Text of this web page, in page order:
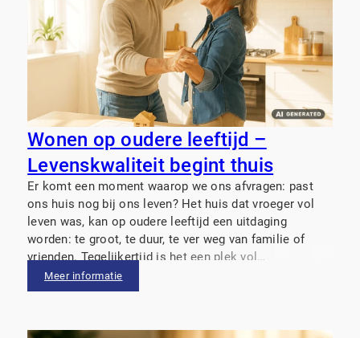
Wonen op oudere leeftijd –
Levenskwaliteit begint thuis
Er komt een moment waarop we ons afvragen: past
ons huis nog bij ons leven? Het huis dat vroeger vol
leven was, kan op oudere leeftijd een uitdaging
worden: te groot, te duur, te ver weg van familie of
vrienden. Tegelijkertijd is het een plek vol
herinneringen, die je niet gemakkelijk loslaat.
Meer informatie